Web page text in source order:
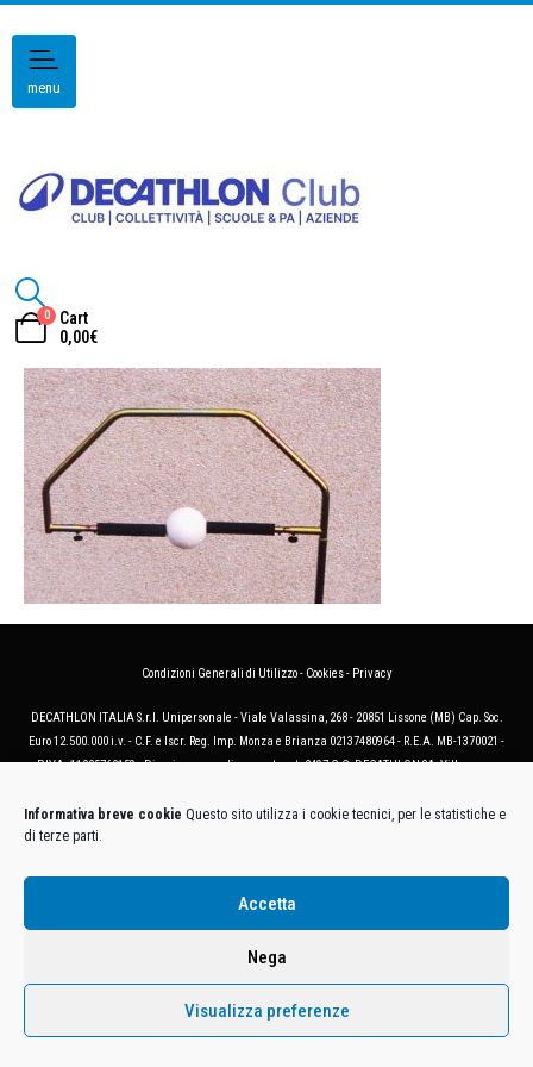
Informativa breve cookie Questo sito utilizza i cookie tecnici, per le statistiche e
di terze parti.
Accetta
Nega
Visualizza preferenze
menu
0
Cart
0,00€
Condizioni Generali di Utilizzo- Cookies- Privacy
DECATHLON ITALIA S.r.l. Unipersonale - Viale Valassina, 268 - 20851 Lissone (MB) Cap. Soc.
Euro 12.500.000 i.v. - C.F. e Iscr. Reg. Imp. Monza e Brianza 02137480964 - R.E.A. MB-1370021 -
P.IVA. 11005760159 - Direzione e coordinamento art. 2497 C.C. DECATHLON SA, Villeneuve